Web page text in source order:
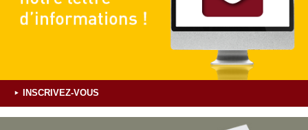
INSCRIVEZ-VOUS